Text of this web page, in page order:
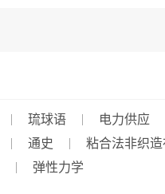
琉球语 电力供应
通史 粘合法非织造
弹性力学